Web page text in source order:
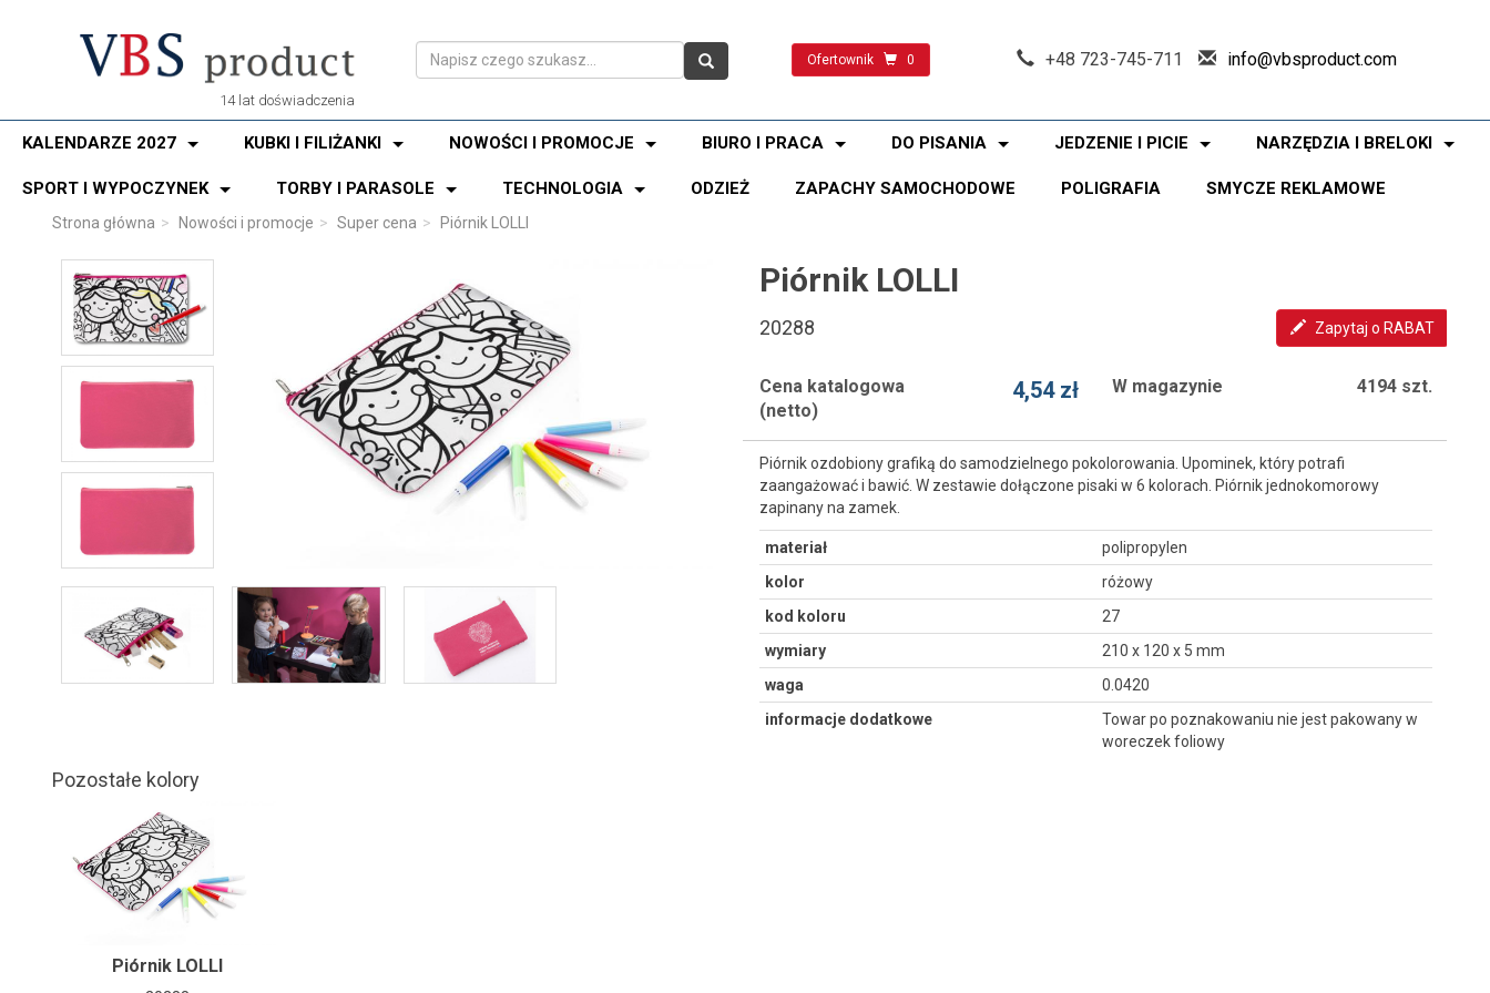
14 lat doświadczenia
Ofertownik 0 +48 723-745-711 info@vbsproduct.com
KALENDARZE 2027 KUBKI I FILIŻANKI NOWOŚCI I PROMOCJE BIURO I PRACA DO PISANIA JEDZENIE I PICIE NARZĘDZIA I BRELOKI
SPORT I WYPOCZYNEK TORBY I PARASOLE TECHNOLOGIA ODZIEŻ ZAPACHY SAMOCHODOWE POLIGRAFIA SMYCZE REKLAMOWE
Strona główna Nowości i promocje Super cena Piórnik LOLLI
Piórnik LOLLI
20288 Zapytaj o RABAT
Cena katalogowa
(netto)
4,54 zł W magazynie 4194 szt.
Piórnik ozdobiony grafiką do samodzielnego pokolorowania. Upominek, który potrafi
zaangażować i bawić. W zestawie dołączone pisaki w 6 kolorach. Piórnik jednokomorowy
zapinany na zamek.
materiał
polipropylen
kolor
różowy
kod koloru
27
wymiary
210 x 120 x 5 mm
waga
0.0420
informacje dodatkowe
Towar po poznakowaniu nie jest pakowany w
woreczek foliowy
Pozostałe kolory
Piórnik LOLLI